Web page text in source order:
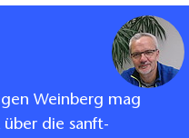
auf ca. 600 qm
des "Choriner
Kulturveranstaltungen
finden im
Weinberg mag
die sanft-